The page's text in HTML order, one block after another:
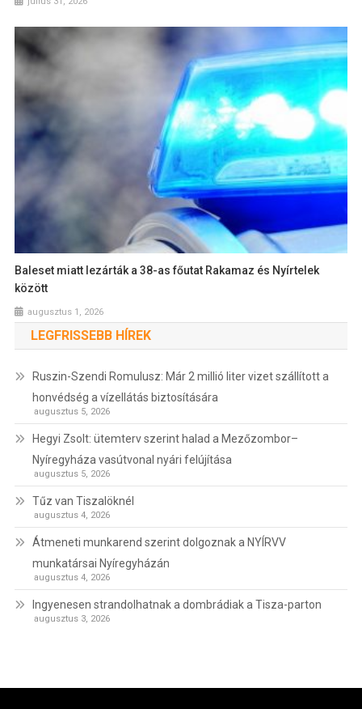
Baleset miatt lezárták a 38-as főutat Rakamaz és Nyírtelek
között
augusztus 1, 2026
LEGFRISSEBB HÍREK
Ruszin-Szendi Romulusz: Már 2 millió liter vizet szállított a
honvédség a vízellátás biztosítására
augusztus 5, 2026
Hegyi Zsolt: ütemterv szerint halad a Mezőzombor–
Nyíregyháza vasútvonal nyári felújítása
augusztus 5, 2026
Tűz van Tiszalöknél
augusztus 4, 2026
Átmeneti munkarend szerint dolgoznak a NYÍRVV
munkatársai Nyíregyházán
augusztus 4, 2026
Ingyenesen strandolhatnak a dombrádiak a Tisza-parton
augusztus 3, 2026